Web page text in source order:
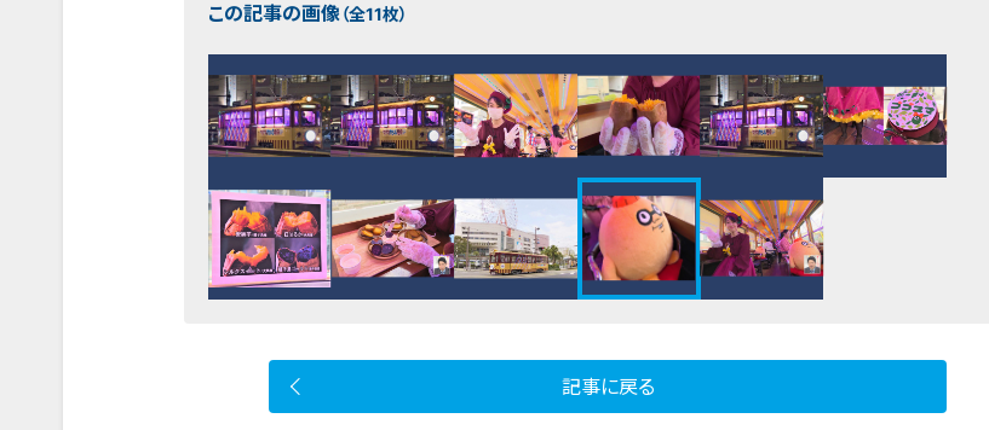
この記事の画像（全11枚）
記事に戻る